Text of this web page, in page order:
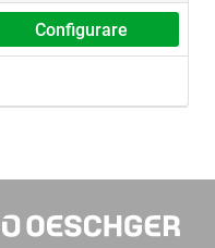
Configurare